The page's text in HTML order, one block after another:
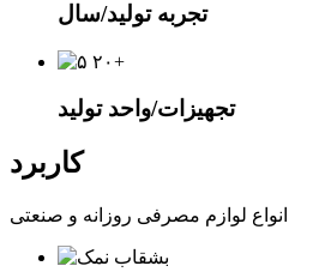
تجربه تولید/سال
۲۰+
تجهیزات/واحد تولید
کاربرد
انواع لوازم مصرفی روزانه و صنعتی